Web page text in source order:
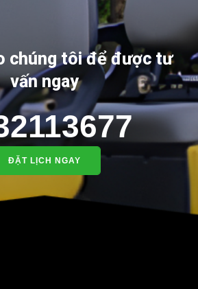
chúng tôi để được tư
vấn ngay
ĐẶT LỊCH NGAY